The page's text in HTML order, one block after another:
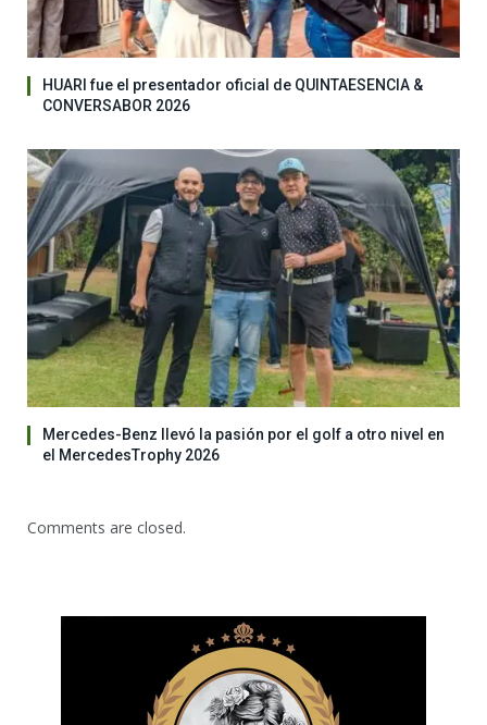
HUARI fue el presentador oficial de QUINTAESENCIA &
CONVERSABOR 2026
Mercedes-Benz llevó la pasión por el golf a otro nivel en
el MercedesTrophy 2026
Comments are closed.